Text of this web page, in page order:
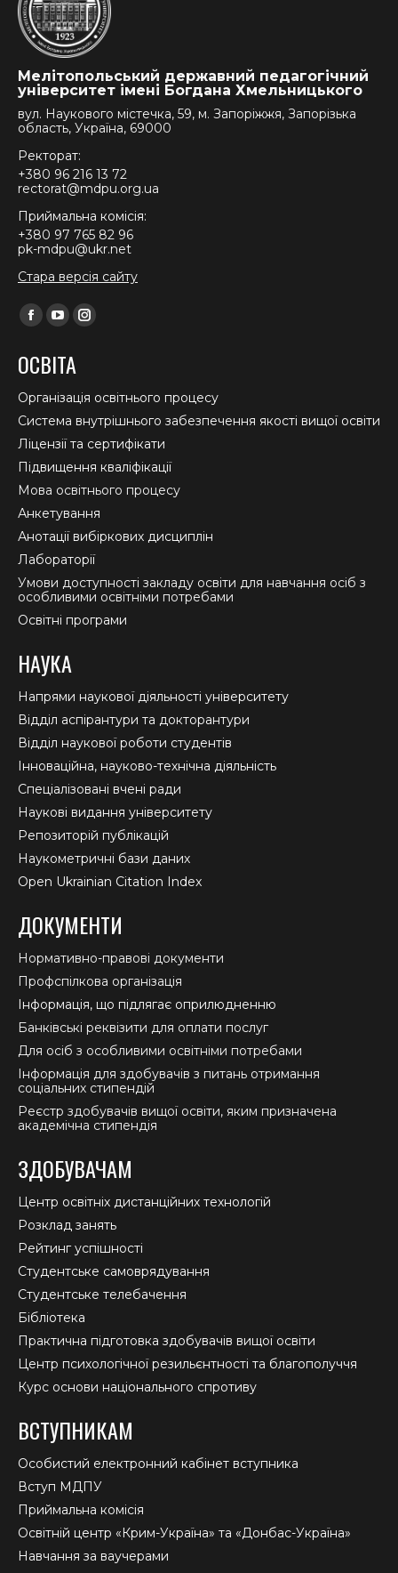
Мелітопольський державний педагогічний
університет імені Богдана Хмельницького
вул. Наукового містечка, 59, м. Запоріжжя, Запорізька
область, Україна, 69000
Ректорат:
+380 96 216 13 72
rectorat@mdpu.org.ua
Приймальна комісія:
+380 97 765 82 96
pk-mdpu@ukr.net
Стара версія сайту
Find us on:
Facebook
opens
in
new
window
YouTube
opens
in
new
window
Instagram
in
new
window
ОСВІТА
Організація освітнього процесу
Система внутрішнього забезпечення якості вищої освіти
Ліцензії та сертифікати
Підвищення кваліфікації
Мова освітнього процесу
Анкетування
Анотації вибіркових дисциплін
Лабораторії
Умови доступності закладу освіти для навчання осіб з
особливими освітніми потребами
Освітні програми
НАУКА
Напрями наукової діяльності університету
Відділ аспірантури та докторантури
Відділ наукової роботи студентів
Інноваційна, науково-технічна діяльність
Спеціалізовані вчені ради
Наукові видання університету
Репозиторій публікацій
Наукометричні бази даних
Open Ukrainian Citation Index
ДОКУМЕНТИ
Нормативно-правові документи
Профспілкова організація
Інформація, що підлягає оприлюдненню
Банківські реквізити для оплати послуг
Для осіб з особливими освітніми потребами
Інформація для здобувачів з питань отримання
соціальних стипендій
Реєстр здобувачів вищої освіти, яким призначена
академічна стипендія
ЗДОБУВАЧАМ
Центр освітніх дистанційних технологій
Розклад занять
Рейтинг успішності
Студентське самоврядування
Студентське телебачення
Бібліотека
Практична підготовка здобувачів вищої освіти
Центр психологічної резильєнтності та благополуччя
Курс основи національного спротиву
ВСТУПНИКАМ
Особистий електронний кабінет вступника
Вступ МДПУ
Приймальна комісія
Освітній центр «Крим-Україна» та «Донбас-Україна»
Навчання за ваучерами